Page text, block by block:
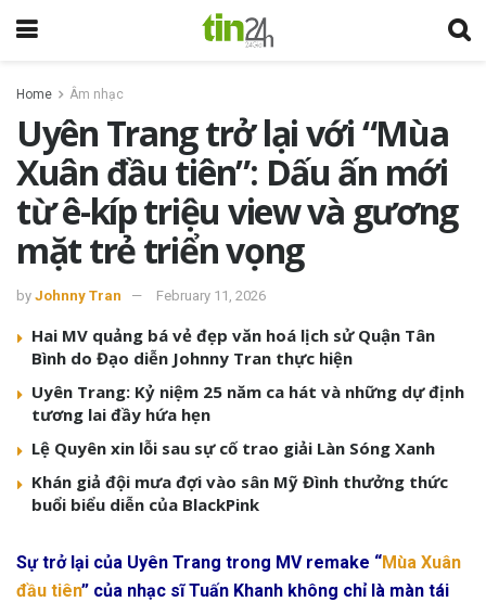
Home Âm nhạc
Uyên Trang trở lại với “Mùa
Xuân đầu tiên”: Dấu ấn mới
từ ê-kíp triệu view và gương
mặt trẻ triển vọng
by Johnny Tran February 11, 2026
Hai MV quảng bá vẻ đẹp văn hoá lịch sử Quận Tân
Bình do Đạo diễn Johnny Tran thực hiện
Uyên Trang: Kỷ niệm 25 năm ca hát và những dự định
tương lai đầy hứa hẹn
Lệ Quyên xin lỗi sau sự cố trao giải Làn Sóng Xanh
Khán giả đội mưa đợi vào sân Mỹ Đình thưởng thức
buổi biểu diễn của BlackPink
Sự trở lại của Uyên Trang trong MV remake “Mùa Xuân
đầu tiên” của nhạc sĩTuấn Khanh không chỉ là màn tái